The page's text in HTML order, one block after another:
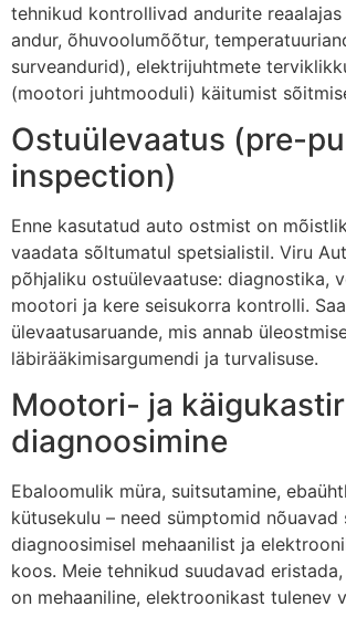
tehnikud kontrollivad andurite
andur, õhuvoolumõõtur,
surveandurid), elektrijuhtmete
(mootori juhtmooduli) käitumist
Ostuülevaatus (pre-
inspection)
Enne kasutatud auto ostmist on
vaadata sõltumatul spetsialistil. Viru
põhjaliku ostuülevaatuse: diagnostika,
mootori ja kere seisukorra kontrolli.
ülevaatusaruande, mis annab
läbirääkimisargumendi ja turvalisuse.
Mootori- ja
diagnoosimine
Ebaloomulik müra, suitsutamine,
kütusekulu – need sümptomid nõuavad
diagnoosimisel mehaanilist ja
koos. Meie tehnikud suudavad
on mehaaniline, elektroonikast tulenev